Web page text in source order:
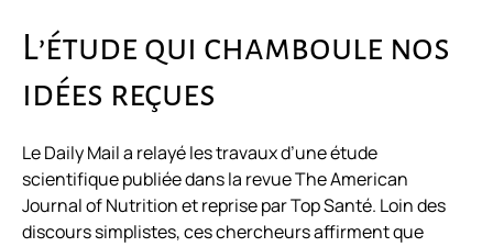
L’étude qui chamboule nos
idées reçues
LeDaily Maila relayé les travaux d’une étude
scientifique publiée dans la revueThe American
Journal of Nutritionet reprise par Top Santé. Loin des
discours simplistes, ces chercheurs affirment que